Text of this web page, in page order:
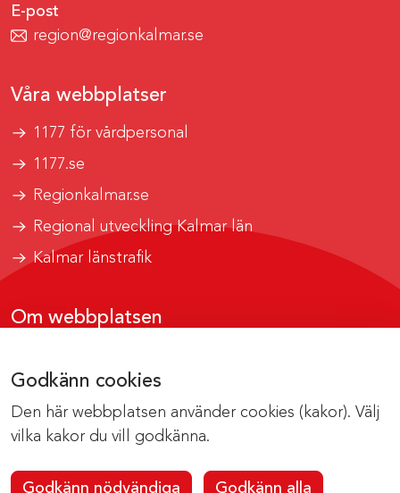
Godkänn cookies
Den här webbplatsen använder cookies (kakor). Välj
vilka kakor du vill godkänna.
Godkänn nödvändiga Godkänn alla
E-post
region@regionkalmar.se
Våra webbplatser
1177 för vårdpersonal
1177.se
Regionkalmar.se
Regional utveckling Kalmar län
Kalmar länstrafik
Om webbplatsen
Om cookies
Kontakta webbredaktionen